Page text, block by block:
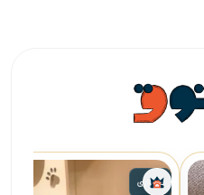
واگذاری